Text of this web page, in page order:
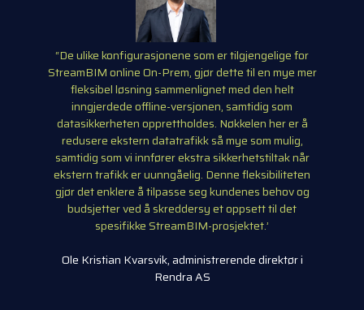
“De ulike konfigurasjonene som er tilgjengelige for
StreamBIM online On-Prem, gjør dette til en mye mer
fleksibel løsning sammenlignet med den helt
inngjerdede offline-versjonen, samtidig som
datasikkerheten opprettholdes. Nøkkelen her er å
redusere ekstern datatrafikk så mye som mulig,
samtidig som vi innfører ekstra sikkerhetstiltak når
ekstern trafikk er uunngåelig. Denne fleksibiliteten
gjør det enklere å tilpasse seg kundenes behov og
budsjetter ved å skreddersy et oppsett til det
spesifikke StreamBIM-prosjektet.’
Ole Kristian Kvarsvik, administrerende direktør i
Rendra AS